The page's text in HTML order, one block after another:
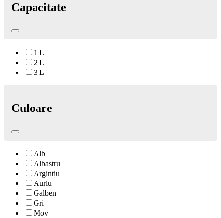
Capacitate
1 L
2 L
3 L
Culoare
Alb
Albastru
Argintiu
Auriu
Galben
Gri
Mov